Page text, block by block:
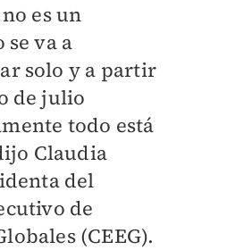
es un
va a
solo y a partir
de julio
todo está
Claudia
del
de
(CEEG).